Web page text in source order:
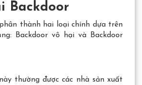
Backdoor
thành hai loại chính dựa trên
Backdoor vô hại và Backdoor
thường được các nhà sản xuất